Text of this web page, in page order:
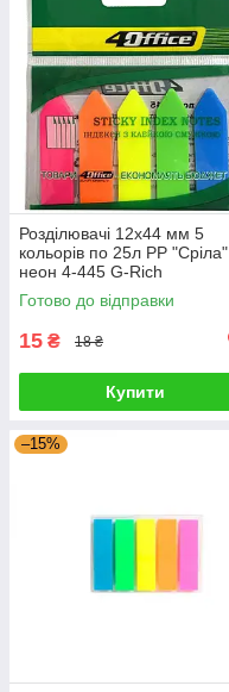
Розділювачі 12x44 мм 5
кольорів по 25л PP "Сріла"
неон 4-445 G-Rich
Готово до відправки
15 ₴ 18 ₴
Купити
–15%